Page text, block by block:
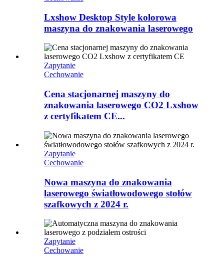
Lxshow Desktop Style kolorowa
maszyna do znakowania laserowego
Zapytanie
Cechowanie
Cena stacjonarnej maszyny do
znakowania laserowego CO2 Lxshow
z certyfikatem CE...
Zapytanie
Cechowanie
Nowa maszyna do znakowania
laserowego światłowodowego stołów
szafkowych z 2024 r.
Zapytanie
Cechowanie